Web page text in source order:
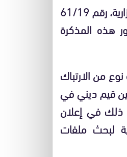
أصبح تعيين الأئمة والخطباء منذ 20ماي 2009 وهو تاريخ صدور مذكرة وزارية، رقم 61/19
هذه المذكرة
من الارتباك
قيم ديني في
ذلك في إعلان
لبحث ملفات